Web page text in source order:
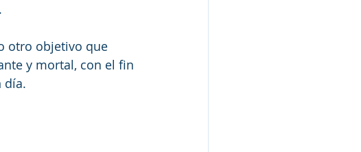
otro objetivo que
y mortal, con el fin
día.